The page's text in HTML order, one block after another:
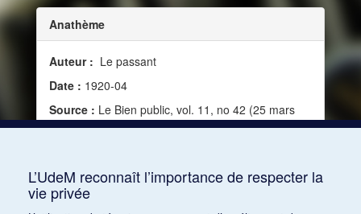
Anathème
Auteur : Le passant
Date : 1920-04
Source : Le Bien public, vol. 11, no 42 (25 mars
1920)
L’UdeM reconnaît l’importance de respecter la
vie privée